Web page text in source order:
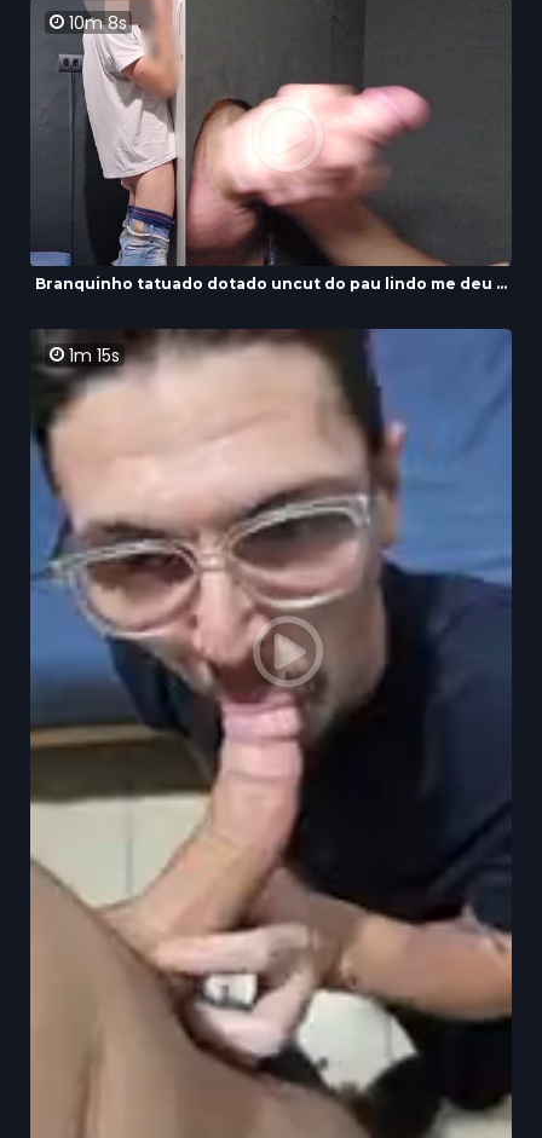
10m 8s
Branquinho tatuado dotado uncut do pau lindo me deu ...
1m 15s